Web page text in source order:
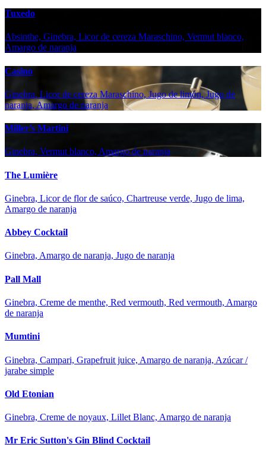
Tuxedo
Absinthe, Ginebra, Licor de cereza Maraschino, Vermut blanco,
Amargo de naranja
Casino
Ginebra, Licor de cereza Maraschino, Jugo de limón, Jugo de
naranja, Amargo de naranja
Miller’s Martini
Ginebra, Vermut blanco, Amargo de naranja
The Lumière
Ginebra, Licor de flor de saúco, Chartreuse verde, Jugo de lima,
Amargo de naranja
Abbey Cocktail
Ginebra, Amargo de naranja, Jugo de naranja
Pall Mall
Ginebra, Creme de menthe, Red vermouth, Red vermouth, Amargo
de naranja
Mumtini
Ginebra, Campari, Grapefruit juice, Amargo de naranja, Azúcar /
jarabe simple
Old Etonian
Ginebra, Creme de noyaux, Lillet Blanc, Amargo de naranja
Mr Eric Sutton's Gin Blind Cocktail